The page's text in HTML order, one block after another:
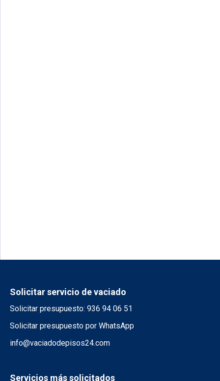
Solicitar servicio de vaciado
Solicitar presupuesto: 936 94 06 51
Solicitar presupuesto por WhatsApp
info@vaciadodepisos24.com
Servicios más solicitados